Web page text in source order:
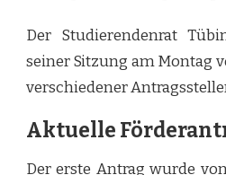
Der Studierendenrat
seiner Sitzung am Montag
verschiedener
Aktuelle
Der erste Antrag wurde